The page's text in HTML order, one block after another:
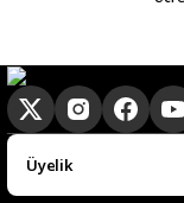
Üyelik